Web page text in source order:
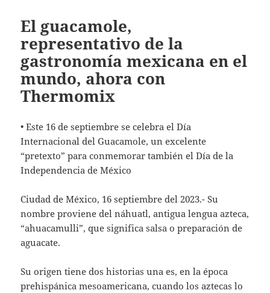
El guacamole,
representativo de la
gastronomía mexicana en el
mundo, ahora con
Thermomix
• Este 16 de septiembre se celebra el Día
Internacional del Guacamole, un excelente
“pretexto” para conmemorar también el Día de la
Independencia de México
Ciudad de México, 16 septiembre del 2023.- Su
nombre proviene del náhuatl, antigua lengua azteca,
“ahuacamulli”, que significa salsa o preparación de
aguacate.
Su origen tiene dos historias una es, en la época
prehispánica mesoamericana, cuando los aztecas lo